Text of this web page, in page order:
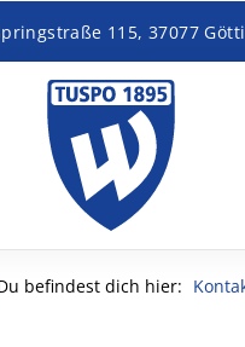
115, 37077
befindest dich hier: